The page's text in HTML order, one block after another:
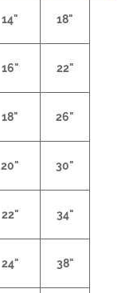
14" 18"
16" 22"
18" 26"
20" 30"
22" 34"
24" 38"